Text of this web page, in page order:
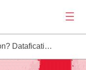
Mobile Ecosystem